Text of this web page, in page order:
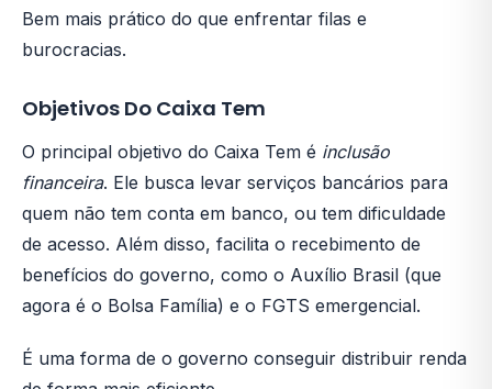
Bem mais prático do que enfrentar filas e
burocracias.
Objetivos Do Caixa Tem
O principal objetivo do Caixa Tem é inclusão
financeira. Ele busca levar serviços bancários para
quem não tem conta em banco, ou tem dificuldade
de acesso. Além disso, facilita o recebimento de
benefícios do governo, como o Auxílio Brasil (que
agora é o Bolsa Família) e o FGTS emergencial.
É uma forma de o governo conseguir distribuir renda